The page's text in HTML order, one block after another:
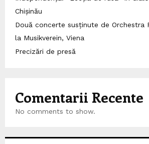
Chișinău
Două concerte susținute de Orchestra
la Musikverein, Viena
Precizări de presă
Comentarii Recente
No comments to show.